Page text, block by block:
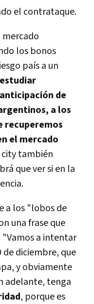
el contrataque.
mercado
los bonos
país a un
de
a los
recuperemos
el mercado
city también
que ver si en la
a los "lobos de
una frase que
"Vamos a intentar
de diciembre, que
y obviamente
adelante, tenga
, porque es